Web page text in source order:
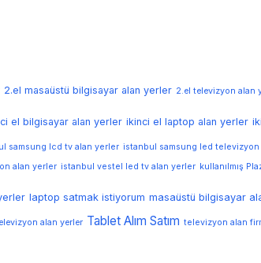
2.el masaüstü bilgisayar alan yerler 2.el televizyon alan
el bilgisayar alan yerler ikinci el laptop alan yerler
samsung lcd tv alan yerler istanbul samsung led televizyon
alan yerler istanbul vestel led tv alan yerler kullanılmış
laptop satmak istiyorum masaüstü bilgisayar
alan yerler Tablet Alım Satım televizyon alan